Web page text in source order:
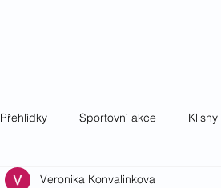
Přehlídky Sportovní akce Klisny
Veronika Konvalinkova